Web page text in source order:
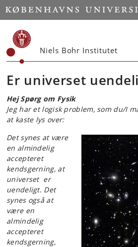
Start
Niels Bohr Institutet
Er universet
Hej Spørg om Fysik
Jeg har et logisk problem, som du/I
at kaste lys over:
Det synes at være
en almindelig
accepteret
kendsgerning, at
universet er
uendeligt. Det
synes også at
være en
almindelig
accepteret
kendsgerning,